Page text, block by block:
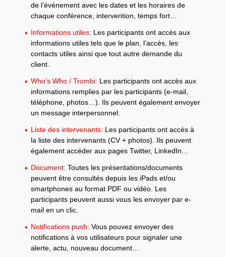
de l’événement avec les dates et les horaires de
chaque conférence, intervention, temps fort…
Informations utiles: Les participants ont accès aux
informations utiles tels que le plan, l’accès, les
contacts utiles ainsi que tout autre demande du
client.
Who’s Who / Trombi: Les participants ont accès aux
informations remplies par les participants (e-mail,
téléphone, photos…). Ils peuvent également envoyer
un message interpersonnel.
Liste des intervenants: Les participants ont accès à
la liste des intervenants (CV + photos). Ils peuvent
également accéder aux pages Twitter, LinkedIn…
Document: Toutes les présentations/documents
peuvent être consultés depuis les iPads et/ou
smartphones au format PDF ou vidéo. Les
participants peuvent aussi vous les envoyer par e-
mail en un clic.
Notifications push: Vous pouvez envoyer des
notifications à vos utilisateurs pour signaler une
alerte, actu, nouveau document…